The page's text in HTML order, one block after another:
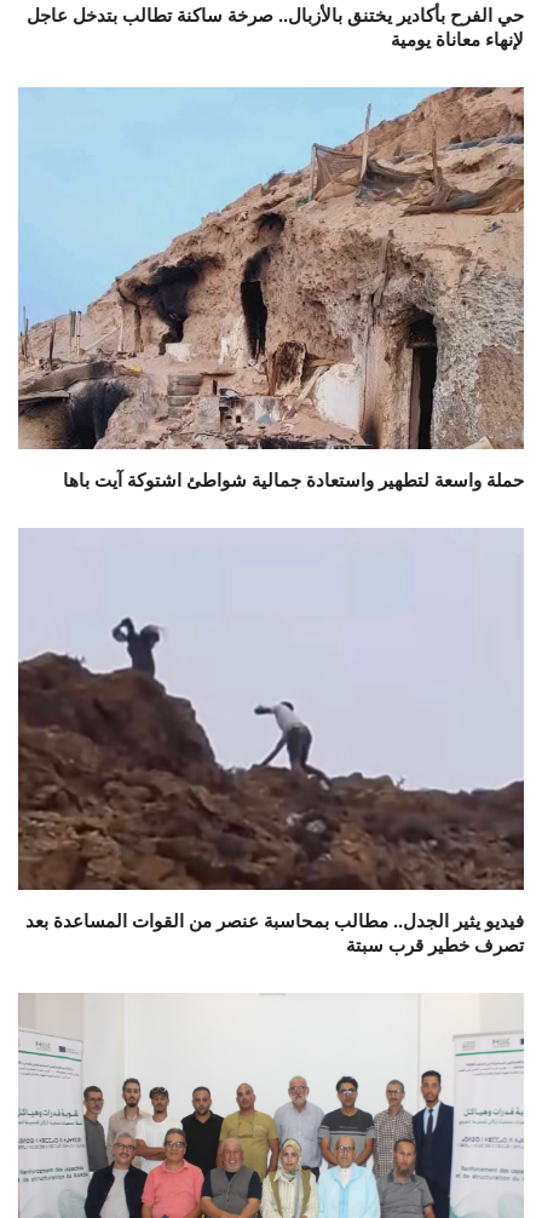
حي الفرح بأكادير يختنق بالأزبال.. صرخة ساكنة تطالب بتدخل عاجل
لإنهاء معاناة يومية
حملة واسعة لتطهير واستعادة جمالية شواطئ اشتوكة آيت باها
فيديو يثير الجدل.. مطالب بمحاسبة عنصر من القوات المساعدة بعد
تصرف خطير قرب سبتة